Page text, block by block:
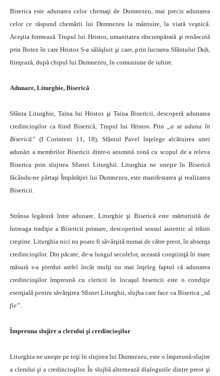
Biserica este adunarea celor chemaţi de Dumnezeu, mai precis adunarea
celor ce răspund chemării lui Dumnezeu la mântuire, la viată veşnică.
Aceştia formează Trupul lui Hristos, umanitatea răscumpărată şi renăscută
prin Botez în care Hristos S-a sălăşluit şi care, prin lucrarea Sfântului Duh,
fiinţează, după chipul lui Dumnezeu, în comuniune de iubire.
Adunare, Liturghie, Biserică
Sfânta Liturghie, Taina lui Hristos şi Taina Bisericii, descoperă adunarea
credincioşilor ca fiind Biserică, Trupul lui Hristos. Prin „a se aduna în
Biserică” (I Corinteni 11, 18), Sfântul Pavel înţelege alcătuirea unei
adunări a membrilor Bisericii dintr-o anumită zonă cu scopul de a releva
Biserica prin slujirea Sfintei Liturghii. Liturghia ne uneşte în Biserică
făcându-ne părtaşi Împărăţiei lui Dumnezeu, este manifestarea şi realizarea
Bisericii.
Strânsa legătură între adunare, Liturghie şi Biserică este mărturisită de
întreaga tradiţie a Bisericii primare, descoperind sensul autentic al trăirii
creştine. Liturghia nici nu poate fi săvârşită numai de către preot, în absenţa
credincioşilor. Din păcate, de-a lungul secolelor, această conştiinţă în mare
măsură s-a pierdut astfel încât mulţi nu mai înţeleg faptul că adunarea
credincioşilor împreună cu clericii în locaşul bisericii este o condiţie
esenţială pentru săvârşirea Sfintei Liturghii, slujba care face ca Biserica „să
fie”.
Împreuna slujire a clerului şi credincioşilor
Liturghia ne uneşte pe toţi în slujirea lui Dumnezeu, este o împreună-slujire
a clerului şi a credincioşilor. În slujbă alternează dialogurile dintre preot şi